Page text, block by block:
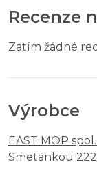
Recenze
Zatím žádné
Výrobce
EAST MOP spol.
Smetankou